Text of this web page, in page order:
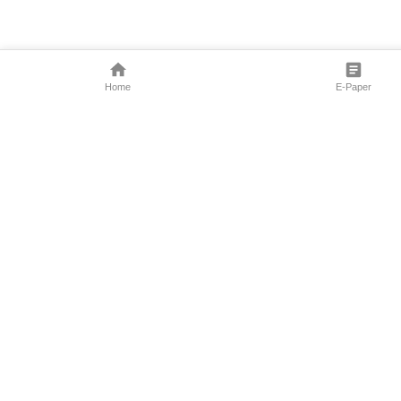
Home E-Paper